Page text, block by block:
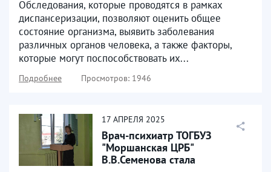
предупреждения...
Обследования, которые проводятся в рамках
диспансеризации, позволяют оценить общее
состояние организма, выявить заболевания
различных органов человека, а также факторы,
которые могут поспособствовать их...
Подробнее Просмотров: 1946
17 АПРЕЛЯ 2025
Врач-психиатр ТОГБУЗ
"Моршанская ЦРБ"
В.В.Семенова стала